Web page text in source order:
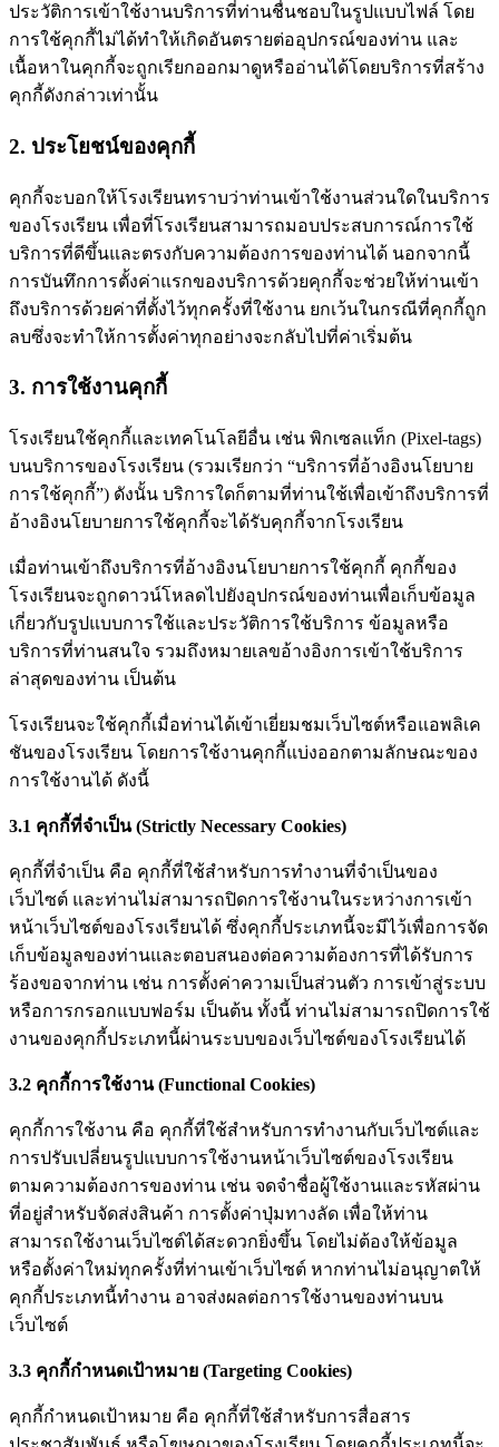
ประวัติการเข้าใช้งานบริการที่ท่านชื่นชอบในรูปแบบไฟล์ โดย
การใช้คุกกี้ไม่ได้ทำให้เกิดอันตรายต่ออุปกรณ์ของท่าน และ
เนื้อหาในคุกกี้จะถูกเรียกออกมาดูหรืออ่านได้โดยบริการที่สร้าง
คุกกี้ดังกล่าวเท่านั้น
2. ประโยชน์ของคุกกี้
คุกกี้จะบอกให้โรงเรียนทราบว่าท่านเข้าใช้งานส่วนใดในบริการ
ของโรงเรียน เพื่อที่โรงเรียนสามารถมอบประสบการณ์การใช้
บริการที่ดีขึ้นและตรงกับความต้องการของท่านได้ นอกจากนี้
การบันทึกการตั้งค่าแรกของบริการด้วยคุกกี้จะช่วยให้ท่านเข้า
ถึงบริการด้วยค่าที่ตั้งไว้ทุกครั้งที่ใช้งาน ยกเว้นในกรณีที่คุกกี้ถูก
ลบซึ่งจะทำให้การตั้งค่าทุกอย่างจะกลับไปที่ค่าเริ่มต้น
3. การใช้งานคุกกี้
โรงเรียนใช้คุกกี้และเทคโนโลยีอื่น เช่น พิกเซลแท็ก (Pixel-tags)
บนบริการของโรงเรียน (รวมเรียกว่า “บริการที่อ้างอิงนโยบาย
การใช้คุกกี้”) ดังนั้น บริการใดก็ตามที่ท่านใช้เพื่อเข้าถึงบริการที่
อ้างอิงนโยบายการใช้คุกกี้จะได้รับคุกกี้จากโรงเรียน
เมื่อท่านเข้าถึงบริการที่อ้างอิงนโยบายการใช้คุกกี้ คุกกี้ของ
โรงเรียนจะถูกดาวน์โหลดไปยังอุปกรณ์ของท่านเพื่อเก็บข้อมูล
เกี่ยวกับรูปแบบการใช้และประวัติการใช้บริการ ข้อมูลหรือ
บริการที่ท่านสนใจ รวมถึงหมายเลขอ้างอิงการเข้าใช้บริการ
ล่าสุดของท่าน เป็นต้น
โรงเรียนจะใช้คุกกี้เมื่อท่านได้เข้าเยี่ยมชมเว็บไซต์หรือแอพลิเค
ชันของโรงเรียน โดยการใช้งานคุกกี้แบ่งออกตามลักษณะของ
การใช้งานได้ ดังนี้
3.1 คุกกี้ที่จำเป็น (Strictly Necessary Cookies)
คุกกี้ที่จำเป็น คือ คุกกี้ที่ใช้สำหรับการทำงานที่จำเป็นของ
เว็บไซต์ และท่านไม่สามารถปิดการใช้งานในระหว่างการเข้า
หน้าเว็บไซต์ของโรงเรียนได้ ซึ่งคุกกี้ประเภทนี้จะมีไว้เพื่อการจัด
เก็บข้อมูลของท่านและตอบสนองต่อความต้องการที่ได้รับการ
ร้องขอจากท่าน เช่น การตั้งค่าความเป็นส่วนตัว การเข้าสู่ระบบ
หรือการกรอกแบบฟอร์ม เป็นต้น ทั้งนี้ ท่านไม่สามารถปิดการใช้
งานของคุกกี้ประเภทนี้ผ่านระบบของเว็บไซต์ของโรงเรียนได้
3.2 คุกกี้การใช้งาน (Functional Cookies)
คุกกี้การใช้งาน คือ คุกกี้ที่ใช้สำหรับการทำงานกับเว็บไซต์และ
การปรับเปลี่ยนรูปแบบการใช้งานหน้าเว็บไซต์ของโรงเรียน
ตามความต้องการของท่าน เช่น จดจำชื่อผู้ใช้งานและรหัสผ่าน
ที่อยู่สำหรับจัดส่งสินค้า การตั้งค่าปุ่มทางลัด เพื่อให้ท่าน
สามารถใช้งานเว็บไซต์ได้สะดวกยิ่งขึ้น โดยไม่ต้องให้ข้อมูล
หรือตั้งค่าใหม่ทุกครั้งที่ท่านเข้าเว็บไซต์ หากท่านไม่อนุญาตให้
คุกกี้ประเภทนี้ทำงาน อาจส่งผลต่อการใช้งานของท่านบน
เว็บไซต์
3.3 คุกกี้กำหนดเป้าหมาย (Targeting Cookies)
คุกกี้กำหนดเป้าหมาย คือ คุกกี้ที่ใช้สำหรับการสื่อสาร